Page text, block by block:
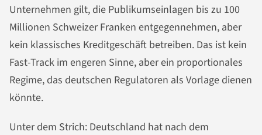
Unternehmen gilt, die Publikumseinlagen bis zu 100
Millionen Schweizer Franken entgegennehmen, aber
kein klassisches Kreditgeschäft betreiben. Das ist kein
Fast-Track im engeren Sinne, aber ein proportionales
Regime, das deutschen Regulatoren als Vorlage dienen
könnte.
Unter dem Strich: Deutschland hat nach dem